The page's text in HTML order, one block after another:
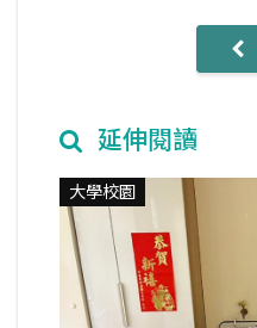
延伸閱讀
大學校園